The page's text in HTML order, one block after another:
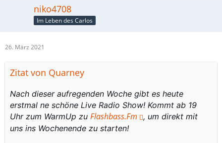
niko4708
Im Leben des Carlos
26. März 2021
Zitat von Quarney
Nach dieser aufregenden Woche gibt es heute
erstmal ne schöne Live Radio Show! Kommt ab 19
Uhr zum WarmUp zu Flashbass.Fm
, um direkt mit
uns ins Wochenende zu starten!